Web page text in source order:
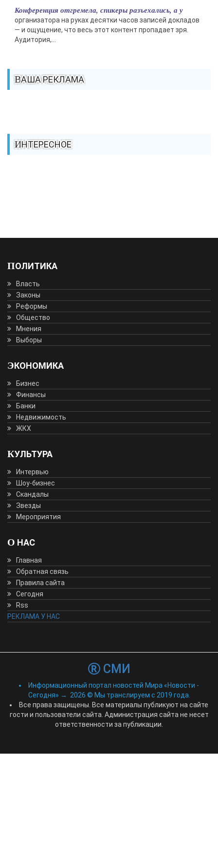
Конференция отгремела, спикеры разъехались, а у
организатора на руках десятки часов записей докладов
— и ощущение, что весь этот контент пропадает зря.
Аудитория,...
ВАША РЕКЛАМА
ИНТЕРЕСНОЕ
ПОЛИТИКА
Власть
Законы
Реформы
Общество
Мнения
Выборы
ЭКОНОМИКА
Бизнес
Финансы
Банки
Недвижимость
ЖКХ
КУЛЬТУРА
Интервью
Шоу-бизнес
Скандалы
Звезды
Мероприятия
О НАС
Главная
Обратная связь
Правила сайта
Сегодня
Rss
РЕКЛАМА У НАС
СМИ
Информационный портал новостей Мира «Новости -
Сегодня» → 2026 © Мы транслируем с 2019 года.
Все права защищены. Все материалы публикуют на сайте
гости и пользователи сайта. Администрация сайта не несет
ответственности за публикации.